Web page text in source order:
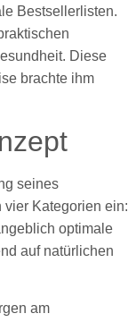
Bestsellerlisten.
Diese
brachte ihm
seines
vier Kategorien ein:
optimale
auf natürlichen
am